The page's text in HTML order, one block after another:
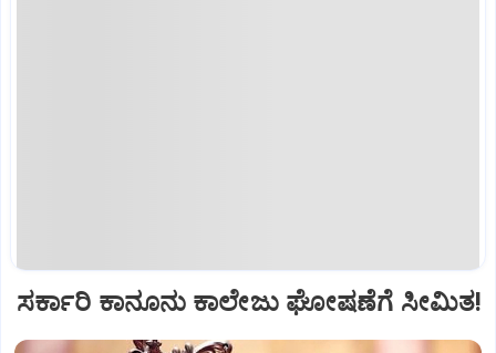
ಸರ್ಕಾರಿ ಕಾನೂನು ಕಾಲೇಜು ಘೋಷಣೆಗೆ ಸೀಮಿತ!